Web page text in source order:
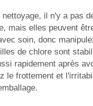
il n'y a pas
mais elles peuvent
soin, donc
de chlore sont
rapidement après
le frottement et